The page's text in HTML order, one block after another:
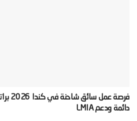
‫فرصة
دائمة ودعم LMIA‬